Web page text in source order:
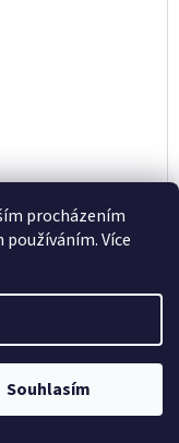
procházením
Více
Souhlasím